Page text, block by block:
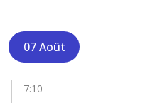
07 Août
7:10